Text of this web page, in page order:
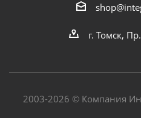
г. Томск,
2003-2026 © Компания